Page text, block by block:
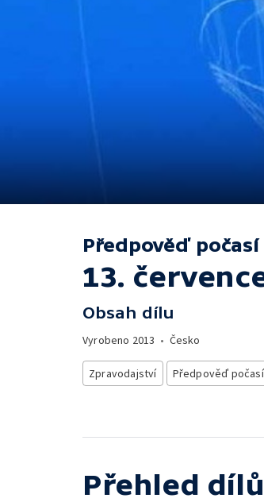
Předpověď počasí
13.
Obsah dílu
Vyrobeno 2013 • Česko
Zpravodajství Předpověď počasí
Přehled dílů